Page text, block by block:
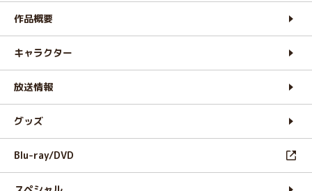
作品概要
キャラクター
放送情報
グッズ
Blu-ray/DVD